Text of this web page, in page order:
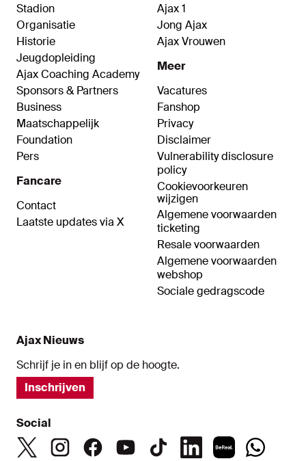
Stadion
Organisatie
Historie
Jeugdopleiding
Ajax Coaching Academy
Sponsors & Partners
Business
Maatschappelijk
Foundation
Pers
Fancare
Contact
Laatste updates via X
Ajax 1
Jong Ajax
Ajax Vrouwen
Meer
Vacatures
Fanshop
Privacy
Disclaimer
Vulnerability disclosure
policy
Cookievoorkeuren
wijzigen
Algemene voorwaarden
ticketing
Resale voorwaarden
Algemene voorwaarden
webshop
Sociale gedragscode
Ajax Nieuws
Schrijf je in en blijf op de hoogte.
Inschrijven
Social